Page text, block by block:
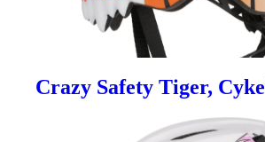
Crazy Safety Tiger,